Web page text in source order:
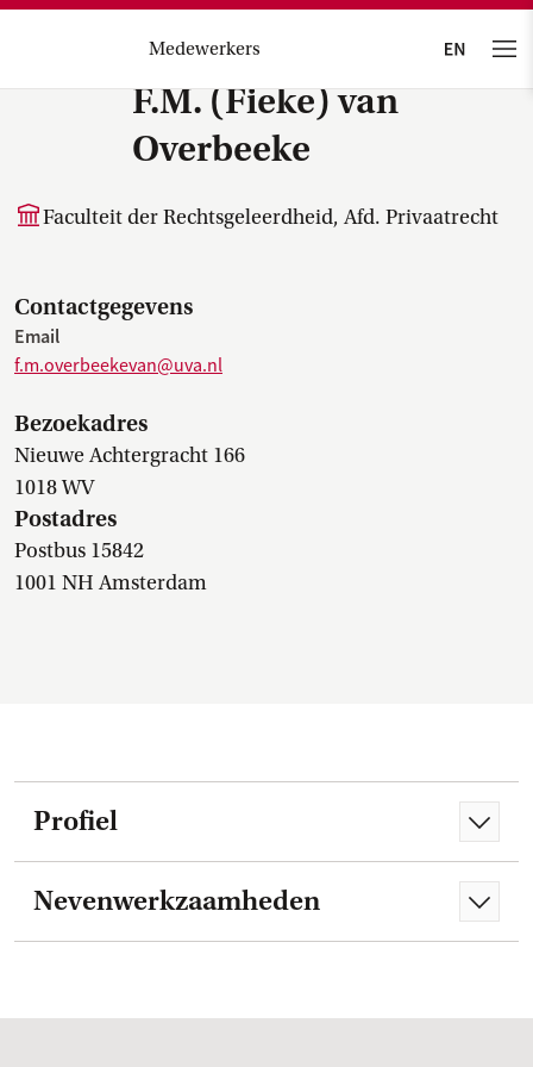
Medewerkers
F.M. (Fieke) van
Overbeeke
Faculteit der Rechtsgeleerdheid, Afd. Privaatrecht
Contactgegevens
Email
f.m.overbeekevan@uva.nl
Bezoekadres
Nieuwe Achtergracht 166
1018 WV
Postadres
Postbus 15842
1001 NH Amsterdam
Profiel
Nevenwerkzaamheden